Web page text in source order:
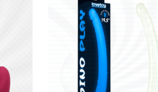
tạo sự nhẹ nhàng, tinh tế. Bạn có thể
cảm giúp khoái cảm dâng cao, tạo